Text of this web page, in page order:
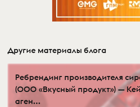
Другие материалы блога
Ребрендинг производителя
(ООО «Вкусный продукт») —
аген...